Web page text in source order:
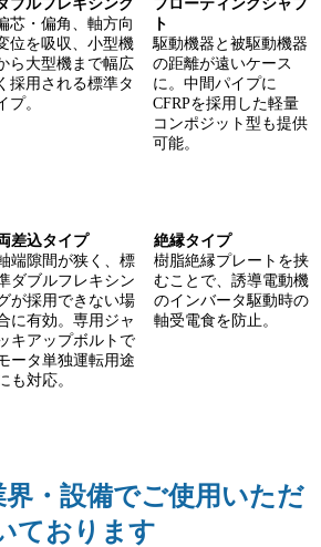
ブルフレキシング
芯・偏角、軸方向
位を吸収、小型機
ら大型機まで幅広
採用される標準タ
プ。
フローティングシャフ
ト
駆動機器と被駆動機器
の距離が遠いケース
に。中間パイプに
CFRPを採用した軽量
コンポジット型も提供
可能。
差込タイプ
端隙間が狭く、標
ダブルフレキシン
が採用できない場
に有効。専用ジャ
キアップボルトで
ータ単独運転用途
も対応。
絶縁タイプ
樹脂絶縁プレートを挟
むことで、誘導電動機
のインバータ駆動時の
軸受電食を防止。
・設備でご使用いただ
ております